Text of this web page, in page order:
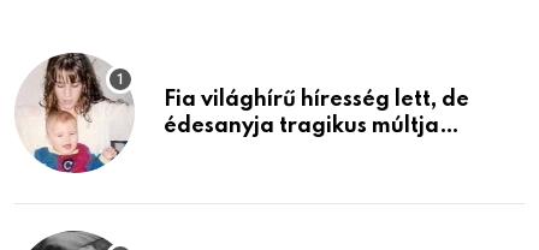
Fia világhírű híresség lett, de
édesanyja tragikus múltja